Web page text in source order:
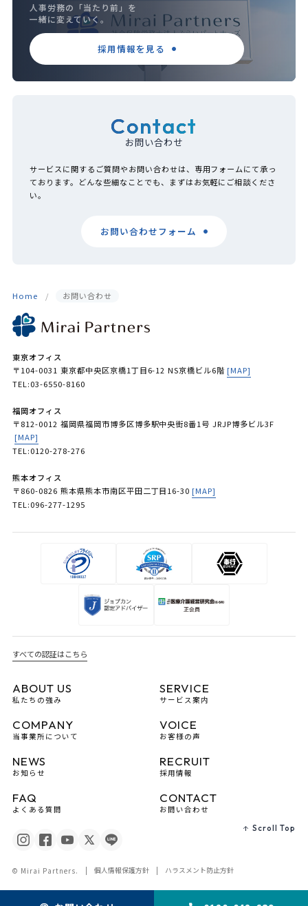
人事労務の「当たり前」を
一緒に変えていく。
採用情報を見る
Contact
お問い合わせ
サービスに関するご質問やお問い合わせは、専用フォームにて承っ
ております。どんな些細なことでも、まずはお気軽にご相談くださ
い。
お問い合わせフォーム
Home お問い合わせ
Scroll Top
東京オフィス
〒104-0031 東京都中央区京橋1丁目6-12 NS京橋ビル6階 [MAP]
TEL:03-6550-8160
福岡オフィス
〒812-0012 福岡県福岡市博多区博多駅中央街8番1号 JRJP博多ビル3F
[MAP]
TEL:0120-278-276
熊本オフィス
〒860-0826 熊本県熊本市南区平田二丁目16-30 [MAP]
TEL:096-277-1295
すべての認証はこちら
ABOUT US
私たちの強み
SERVICE
サービス案内
COMPANY
当事業所について
VOICE
お客様の声
NEWS
お知らせ
RECRUIT
採用情報
FAQ
よくある質問
CONTACT
お問い合わせ
© Mirai Partners. 個人情報保護方針 ハラスメント防止方針